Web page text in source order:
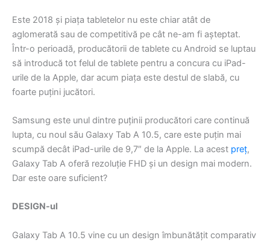
Este 2018 și piața tabletelor nu este chiar atât de
aglomerată sau de competitivă pe cât ne-am fi așteptat.
Într-o perioadă, producătorii de tablete cu Android se luptau
să introducă tot felul de tablete pentru a concura cu iPad-
urile de la Apple, dar acum piața este destul de slabă, cu
foarte puțini jucători.
Samsung este unul dintre puținii producători care continuă
lupta, cu noul său Galaxy Tab A 10.5, care este puțin mai
scumpă decât iPad-urile de 9,7″ de la Apple. La acest preț,
Galaxy Tab A oferă rezoluție FHD și un design mai modern.
Dar este oare suficient?
DESIGN-ul
Galaxy Tab A 10.5 vine cu un design îmbunătățit comparativ